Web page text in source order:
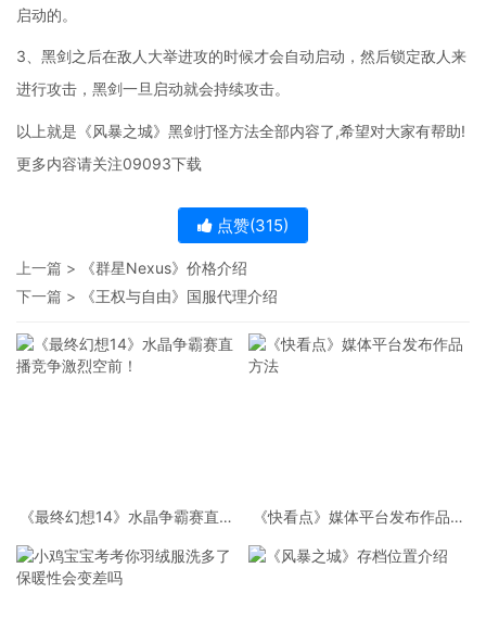
启动的。
3、黑剑之后在敌人大举进攻的时候才会自动启动，然后锁定敌人来
进行攻击，黑剑一旦启动就会持续攻击。
以上就是《风暴之城》黑剑打怪方法全部内容了,希望对大家有帮助!
更多内容请关注09093下载
点赞(315)
上一篇 >
《群星Nexus》价格介绍
下一篇 >
《王权与自由》国服代理介绍
《最终幻想14》水晶争霸赛直播
《快看点》媒体平台发布作品方